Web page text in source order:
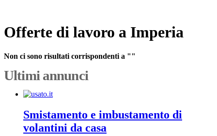
Offerte di lavoro a Imperia
Non ci sono risultati corrispondenti a ""
Ultimi annunci
Smistamento e imbustamento di
volantini da casa